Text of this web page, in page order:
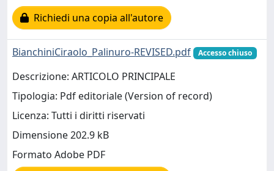
Richiedi una copia all'autore
BianchiniCiraolo_Palinuro-REVISED.pdf Accesso chiuso
Descrizione: ARTICOLO PRINCIPALE
Tipologia: Pdf editoriale (Version of record)
Licenza: Tutti i diritti riservati
Dimensione 202.9 kB
Formato Adobe PDF